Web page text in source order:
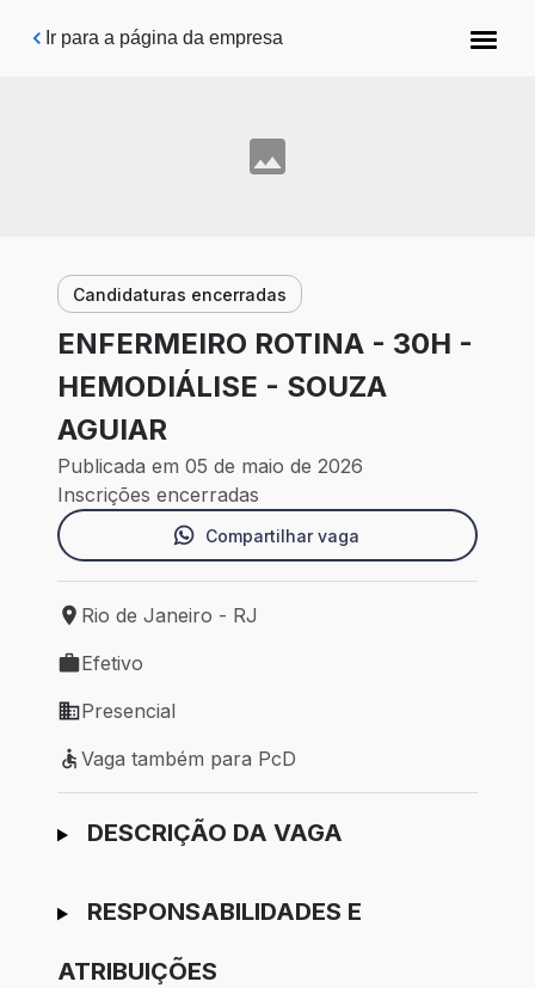
Pular para o conteúdo principal
Ir para a página da empresa
Candidaturas encerradas
ENFERMEIRO ROTINA - 30H -
HEMODIÁLISE - SOUZA
AGUIAR
Publicada em 05 de maio de 2026
Inscrições encerradas
Compartilhar vaga
Local de trabalho: Rio de Janeiro - RJ
Rio de Janeiro - RJ
Tipo de vaga: Efetivo
Efetivo
Modelo de trabalho: Presencial
Presencial
Vaga também para PcD
Vaga também para PcD
Ir para candidatura
DESCRIÇÃO DA VAGA
RESPONSABILIDADES E
ATRIBUIÇÕES